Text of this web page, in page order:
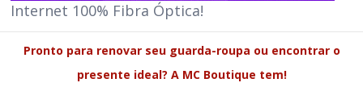
Internet 100% Fibra Óptica!
Pronto para renovar seu guarda-roupa ou encontrar o
presente ideal? A MC Boutique tem!